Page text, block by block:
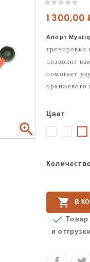

1 300,00
Апорт
тренировки
позволит
помогает
оранжевого
Цвет
 В

и отгрузки